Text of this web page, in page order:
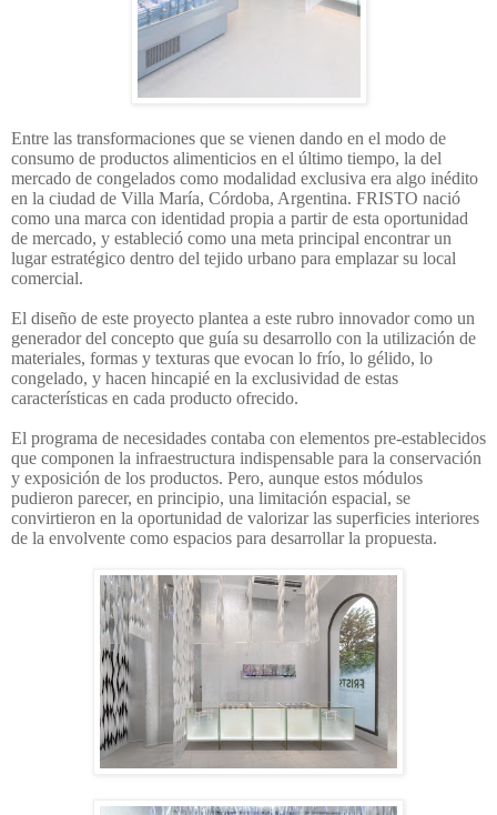
Entre las transformaciones que se vienen dando en el modo de
consumo de productos alimenticios en el último tiempo, la del
mercado de congelados como modalidad exclusiva era algo inédito
en la ciudad de Villa María, Córdoba, Argentina. FRISTO nació
como una marca con identidad propia a partir de esta oportunidad
de mercado, y estableció como una meta principal encontrar un
lugar estratégico dentro del tejido urbano para emplazar su local
comercial.
El diseño de este proyecto plantea a este rubro innovador como un
generador del concepto que guía su desarrollo con la utilización de
materiales, formas y texturas que evocan lo frío, lo gélido, lo
congelado, y hacen hincapié en la exclusividad de estas
características en cada producto ofrecido.
El programa de necesidades contaba con elementos pre-establecidos
que componen la infraestructura indispensable para la conservación
y exposición de los productos. Pero, aunque estos módulos
pudieron parecer, en principio, una limitación espacial, se
convirtieron en la oportunidad de valorizar las superficies interiores
de la envolvente como espacios para desarrollar la propuesta.